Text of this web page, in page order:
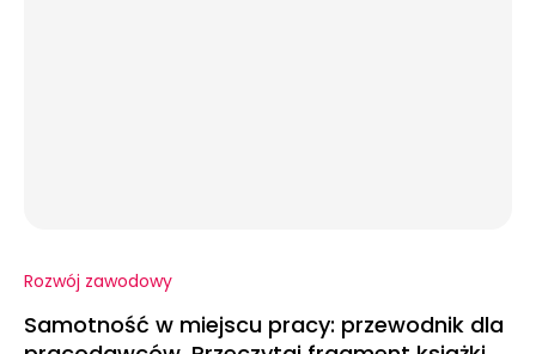
Rozwój zawodowy
Samotność w miejscu pracy: przewodnik dla